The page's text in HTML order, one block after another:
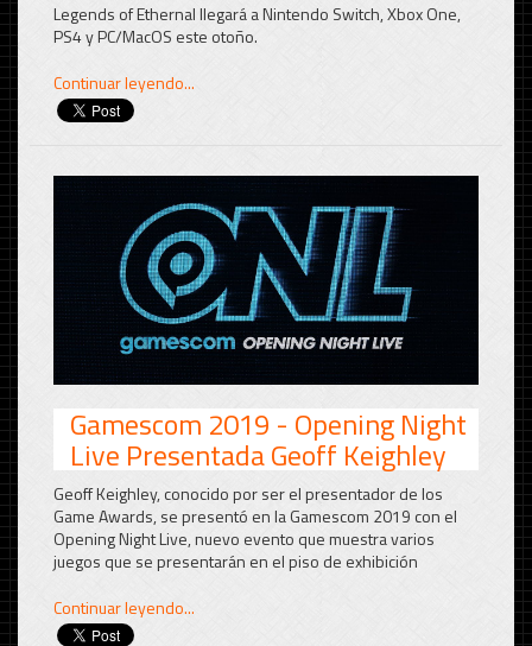
Legends of Ethernal llegará a Nintendo Switch, Xbox One,
PS4 y PC/MacOS este otoño.
Continuar leyendo...
Gamescom 2019 - Opening Night
Live Presentada Geoff Keighley
Geoff Keighley, conocido por ser el presentador de los
Game Awards, se presentó en la Gamescom 2019 con el
Opening Night Live, nuevo evento que muestra varios
juegos que se presentarán en el piso de exhibición
Continuar leyendo...